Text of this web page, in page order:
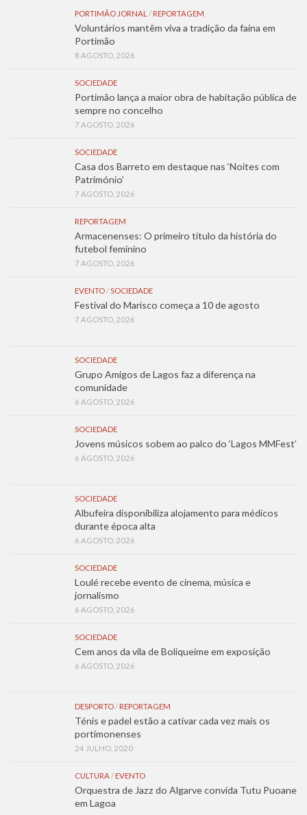
PORTIMÃO JORNAL / REPORTAGEM
Voluntários mantêm viva a tradição da faina em
Portimão
8 AGOSTO, 2026
SOCIEDADE
Portimão lança a maior obra de habitação pública de
sempre no concelho
7 AGOSTO, 2026
SOCIEDADE
Casa dos Barreto em destaque nas ‘Noites com
Património’
7 AGOSTO, 2026
REPORTAGEM
Armacenenses: O primeiro título da história do
futebol feminino
7 AGOSTO, 2026
EVENTO/SOCIEDADE
Festival do Marisco começa a 10 de agosto
7 AGOSTO, 2026
SOCIEDADE
Grupo Amigos de Lagos faz a diferença na
comunidade
6 AGOSTO, 2026
SOCIEDADE
Jovens músicos sobem ao palco do ‘Lagos MMFest’
6 AGOSTO, 2026
SOCIEDADE
Albufeira disponibiliza alojamento para médicos
durante época alta
6 AGOSTO, 2026
SOCIEDADE
Loulé recebe evento de cinema, música e
jornalismo
6 AGOSTO, 2026
SOCIEDADE
Cem anos da vila de Boliqueime em exposição
6 AGOSTO, 2026
DESPORTO/ REPORTAGEM
Ténis e padel estão a cativar cada vez mais os
portimonenses
24 JULHO, 2020
CULTURA/ EVENTO
Orquestra de Jazz do Algarve convida Tutu Puoane
em Lagoa